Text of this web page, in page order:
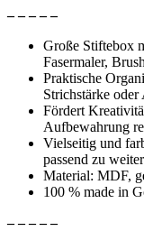
– – – – –
Große Stiftebox
Fasermaler,
Praktische
Strichstärke
Fördert
Aufbewahrung
Vielseitig und
passend zu
Material: MDF,
100 % made in
– – – – –